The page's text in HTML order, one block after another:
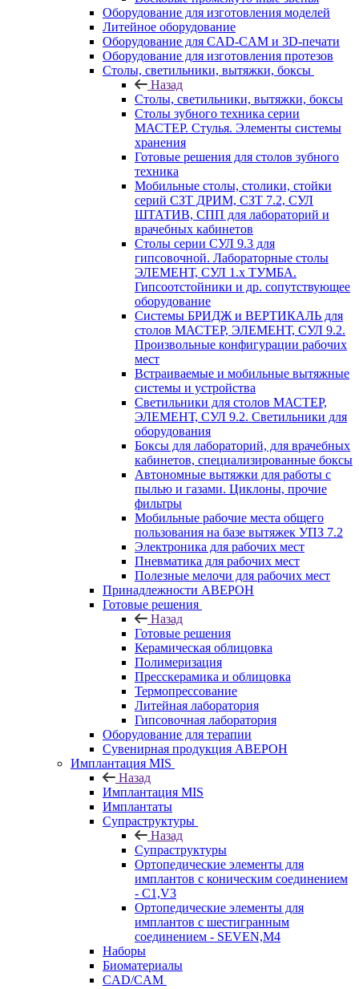
Оборудование для изготовления моделей
Литейное оборудование
Оборудование для CAD-CAM и 3D-печати
Оборудование для изготовления протезов
Cтолы, светильники, вытяжки, боксы
Назад
Cтолы, светильники, вытяжки, боксы
Столы зубного техника серии
МАСТЕР. Стулья. Элементы системы
хранения
Готовые решения для столов зубного
техника
Мобильные столы, столики, стойки
серий СЗТ ДРИМ, СЗТ 7.2, СУЛ
ШТАТИВ, СПП для лабораторий и
врачебных кабинетов
Столы серии СУЛ 9.3 для
гипсовочной. Лабораторные столы
ЭЛЕМЕНТ, СУЛ 1.х ТУМБА.
Гипсоотстойники и др. сопутствующее
оборудование
Системы БРИДЖ и ВЕРТИКАЛЬ для
столов МАСТЕР, ЭЛЕМЕНТ, СУЛ 9.2.
Произвольные конфигурации рабочих
мест
Встраиваемые и мобильные вытяжные
системы и устройства
Светильники для столов МАСТЕР,
ЭЛЕМЕНТ, СУЛ 9.2. Светильники для
оборудования
Боксы для лабораторий, для врачебных
кабинетов, специализированные боксы
Автономные вытяжки для работы с
пылью и газами. Циклоны, прочие
фильтры
Мобильные рабочие места общего
пользования на базе вытяжек УПЗ 7.2
Электроника для рабочих мест
Пневматика для рабочих мест
Полезные мелочи для рабочих мест
Принадлежности АВЕРОН
Готовые решения
Назад
Готовые решения
Керамическая облицовка
Полимеризация
Пресскерамика и облицовка
Термопрессование
Литейная лаборатория
Гипсовочная лаборатория
Оборудование для терапии
Сувенирная продукция АВЕРОН
Имплантация MIS
Назад
Имплантация MIS
Имплантаты
Супраструктуры
Назад
Супраструктуры
Ортопедические элементы для
имплантов с коническим соединением
- C1,V3
Ортопедические элементы для
имплантов с шестигранным
соединением - SEVEN,M4
Наборы
Биоматериалы
CAD/CAM